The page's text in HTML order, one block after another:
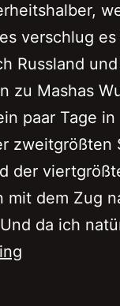
verschlug
Russland
zu Mashas
paar Tage in
zweitgrößten
der
mit dem Zug
da ich